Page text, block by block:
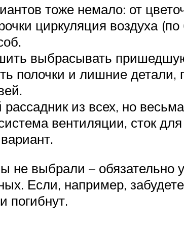
тоже немало: от
циркуляция воздуха
выбрасывать
полочки и лишние детали,
из всех, но
вентиляции, сток
не выбрали – обязательно
Если, например,
погибнут.